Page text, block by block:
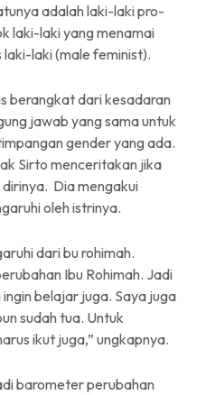
adalah laki-laki pro-
laki-laki yang menamai
laki (male feminist).
berangkat dari kesadaran
jawab yang sama untuk
gender yang ada.
Sirto menceritakan jika
Dia mengakui
oleh istrinya.
dari bu rohimah.
Ibu Rohimah. Jadi
belajar juga. Saya juga
sudah tua. Untuk
ikut juga,” ungkapnya.
barometer perubahan